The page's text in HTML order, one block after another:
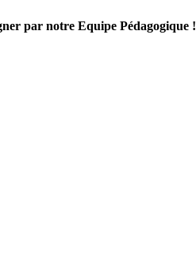
par notre Equipe Pédagogique !